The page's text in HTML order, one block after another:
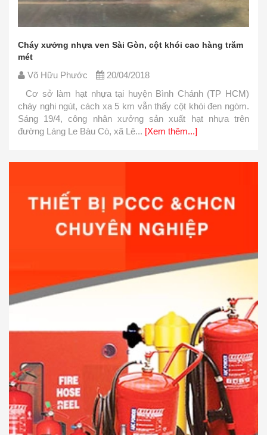
Cháy xưởng nhựa ven Sài Gòn, cột khói cao hàng trăm
mét
Võ Hữu Phước
20/04/2018
Cơ sở làm hạt nhựa tại huyện Bình Chánh (TP HCM)
cháy nghi ngút, cách xa 5 km vẫn thấy cột khói đen ngòm.
Sáng 19/4, công nhân xưởng sản xuất hạt nhựa trên
đường Láng Le Bàu Cò, xã Lê... [Xem thêm...]